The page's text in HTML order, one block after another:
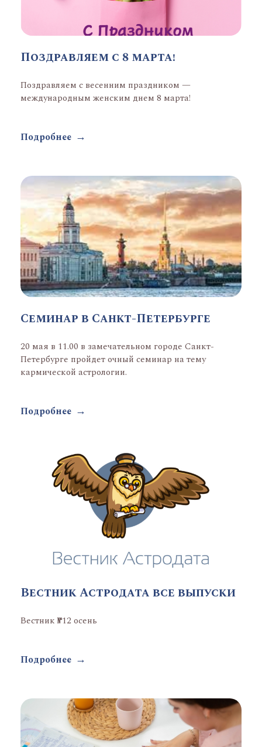
Поздравляем с 8 марта!
Поздравляем с весенним праздником —
международным женским днем 8 марта!
Подробнее
Семинар в Санкт-Петербурге
20 мая в 11.00 в замечательном городе Санкт-
Петербурге пройдет очный семинар на тему
кармической астрологии.
Подробнее
Вестник Астродата все выпуски
Вестник №12 осень
Подробнее